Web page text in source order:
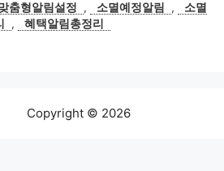
춤형알림설정 , 소멸예정알림 ,
소멸
, 혜택알림총정리
Copyright © 2026